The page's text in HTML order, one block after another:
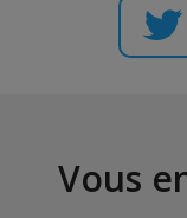
Vous